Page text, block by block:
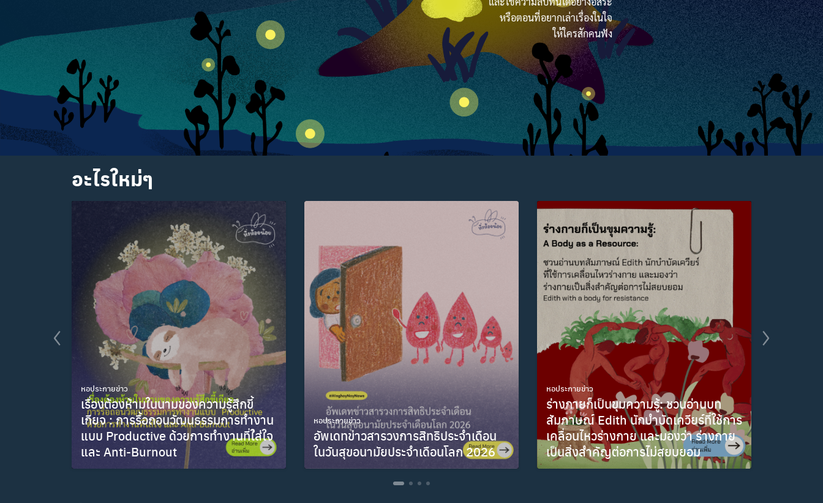
หรือตอนที่อยากเล่าเรื่องในใจ
ให้ใครสักคนฟัง
อะไรใหม่ๆ
หอประกายข่าว
เรื่องต้องห้ามในนามของความรู้สึกขี้
เกียจ : การรื้อถอนวัฒนธรรมการทำงาน
แบบ Productive ด้วยการทำงานที่ใ่ส่ใจ
และ Anti-Burnout
มิถุนายน 9, 2026
หอประกายข่าว
อัพเดทข่าวสารวงการสิทธิประจำเดือน
ในวันสุขอนามัยประจำเดือนโลก 2026
พฤษภาคม 28, 2026
หอประกายข่าว
ร่างกายก็เป็นขุมความรู้: ชวนอ่านบท
สัมภาษณ์ Edith นักบำบัดเควียร์ที่ใช้การ
เคลื่อนไหวร่างกาย และมองว่า ร่างกาย
เป็นสิ่งสำคัญต่อการไม่สยบยอม
มีนาคม 5, 2026